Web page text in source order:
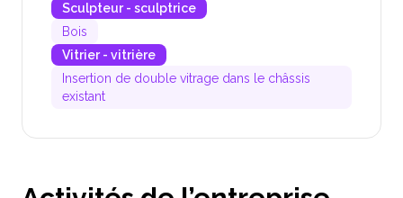
Sculpteur - sculptrice
Bois
Vitrier - vitrière
Insertion de double vitrage dans le châssis
existant